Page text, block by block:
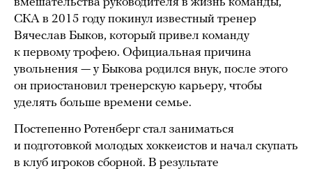
СКА в 2015 году покинул известный тренер
Вячеслав Быков, который привел команду
к первому трофею. Официальная причина
увольнения — у Быкова родился внук, после этого
он приостановил тренерскую карьеру, чтобы
уделять больше времени семье.
Постепенно Ротенберг стал заниматься
и подготовкой молодых хоккеистов и начал скупать
в клуб игроков сборной. В результате